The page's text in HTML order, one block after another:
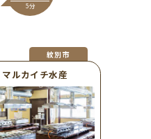
5分
紋別市
ルカイチ水産